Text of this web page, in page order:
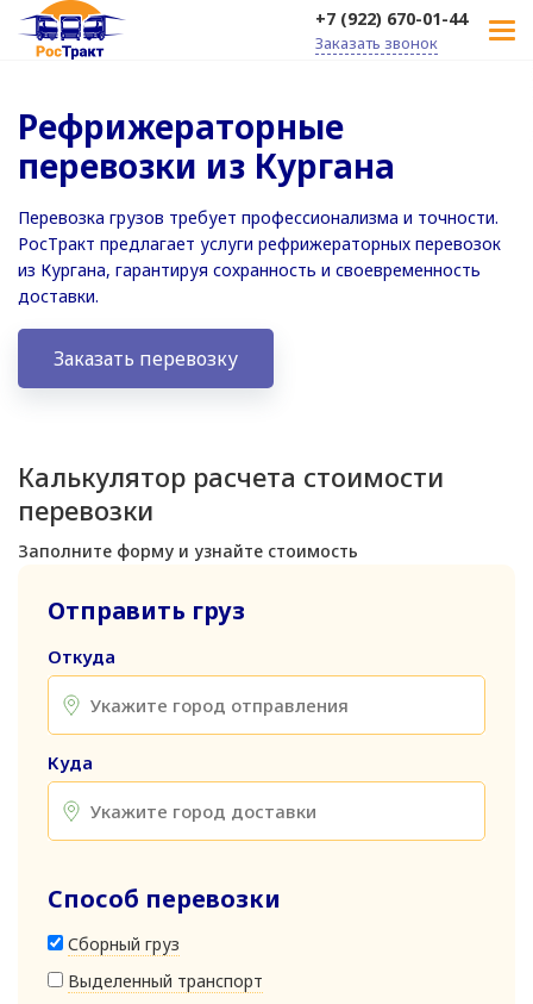
+7 (922) 670-01-44
Заказать звонок
Рефрижераторные
перевозки из Кургана
Перевозка грузов требует профессионализма и точности.
РосТракт предлагает услуги рефрижераторных перевозок
из Кургана, гарантируя сохранность и своевременность
доставки.
Заказать перевозку
Калькулятор расчета стоимости
перевозки
Заполните форму и узнайте стоимость
Отправить груз
Откуда
Куда
Способ перевозки
Сборный груз
Выделенный транспорт